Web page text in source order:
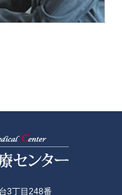
3丁目248番